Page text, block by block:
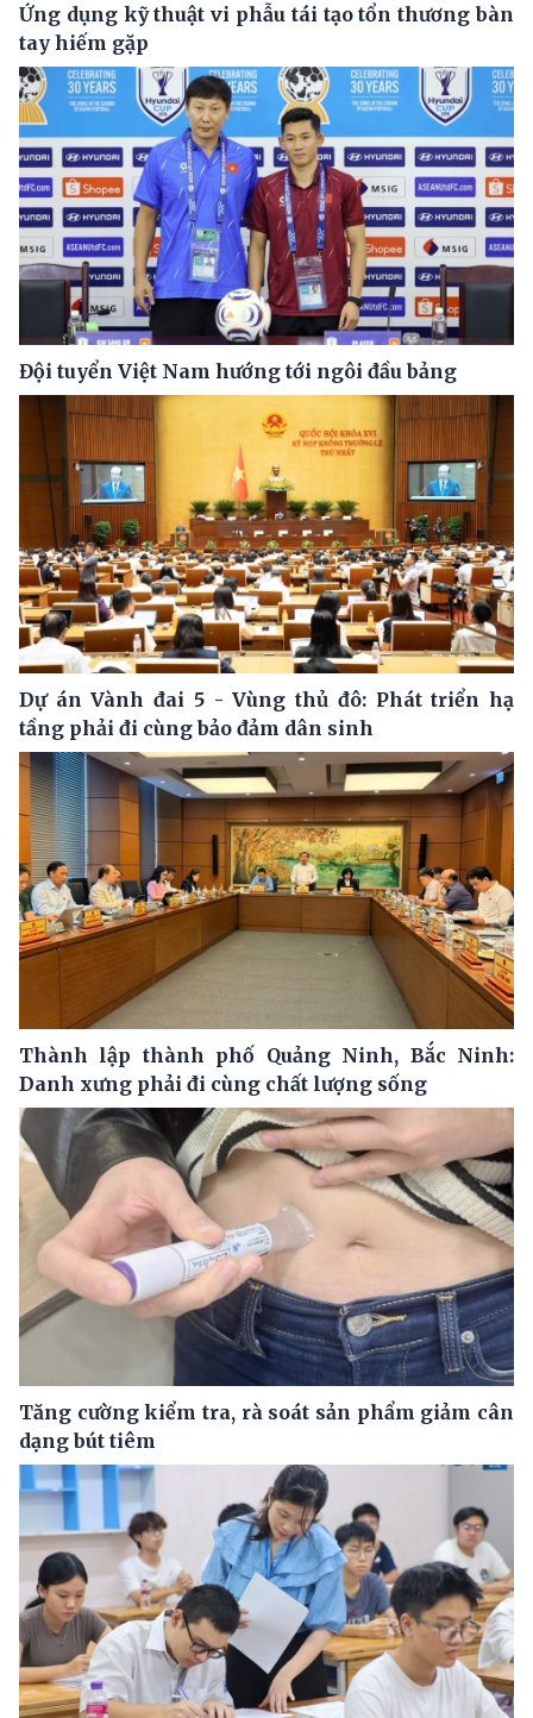
Ứng dụng kỹ thuật vi phẫu tái tạo tổn thương bàn
tay hiếm gặp
Đội tuyển Việt Nam hướng tới ngôi đầu bảng
Dự án Vành đai 5 - Vùng thủ đô: Phát triển hạ
tầng phải đi cùng bảo đảm dân sinh
Thành lập thành phố Quảng Ninh, Bắc Ninh:
Danh xưng phải đi cùng chất lượng sống
Tăng cường kiểm tra, rà soát sản phẩm giảm cân
dạng bút tiêm